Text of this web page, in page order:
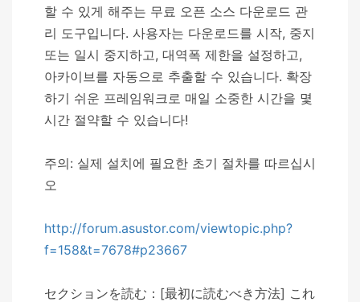
할 수 있게 해주는 무료 오픈 소스 다운로드 관
리 도구입니다. 사용자는 다운로드를 시작, 중지
또는 일시 중지하고, 대역폭 제한을 설정하고,
아카이브를 자동으로 추출할 수 있습니다. 확장
하기 쉬운 프레임워크로 매일 소중한 시간을 몇
시간 절약할 수 있습니다!
주의: 실제 설치에 필요한 초기 절차를 따르십시
오
http://forum.asustor.com/viewtopic.php?
f=158&t=7678#p23667
セクションを読む：[最初に読むべき方法] これ